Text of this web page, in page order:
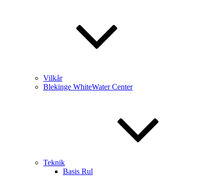
Vilkår
Blekinge WhiteWater Center
Teknik
Basis Rul